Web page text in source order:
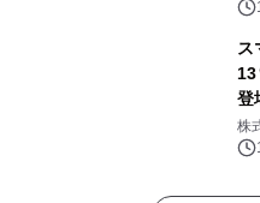
ス
13
登
大
苑
株